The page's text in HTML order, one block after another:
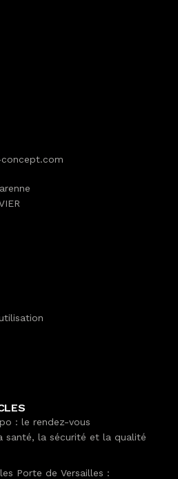
: le rendez-vous
santé, la sécurité et la qualité
Porte de Versailles :